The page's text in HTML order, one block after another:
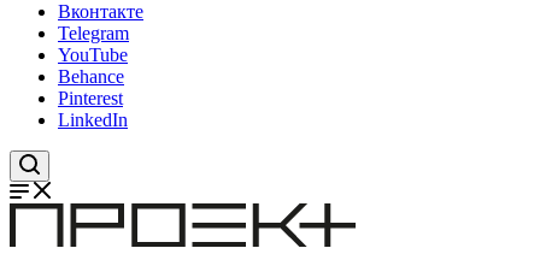
Вконтакте
Telegram
YouTube
Behance
Pinterest
LinkedIn